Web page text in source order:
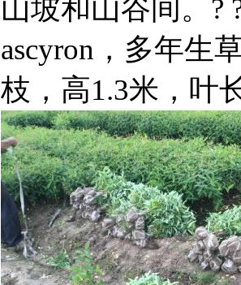
山坡和山谷间。?
ascyron，多年生
枝，高1.3米，叶